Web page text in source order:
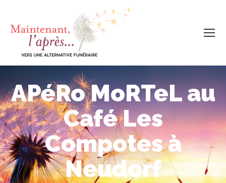
APéRo MoRTeL au
Café Les
Compotes à
Neudorf